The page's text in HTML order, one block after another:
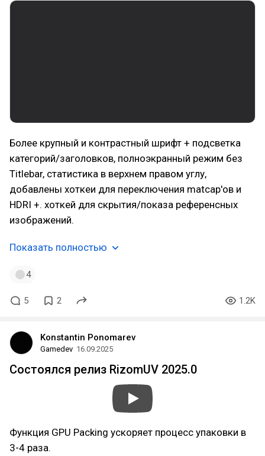
Более крупный и контрастный шрифт + подсветка
категорий/заголовков, полноэкранный режим без
Titlebar, cтатистика в верхнем правом углу,
добавлены хоткеи для переключения matcap'ов и
HDRI +. хоткей для скрытия/показа референсных
изображений.
Показать полностью
4
5 2 1.2K
Konstantin Ponomarev
Gamedev 16.09.2025
Состоялся релиз RizomUV 2025.0
Функция GPU Packing ускоряет процесс упаковки в
3-4 раза.